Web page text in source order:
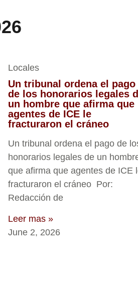
Locales
Un tribunal ordena el pago
de los honorarios legales
un hombre que afirma que
agentes de ICE le
fracturaron el cráneo
Un tribunal ordena el pago de
honorarios legales de un
que afirma que agentes de ICE
fracturaron el cráneo Por:
Redacción de
Leer mas »
June 2, 2026